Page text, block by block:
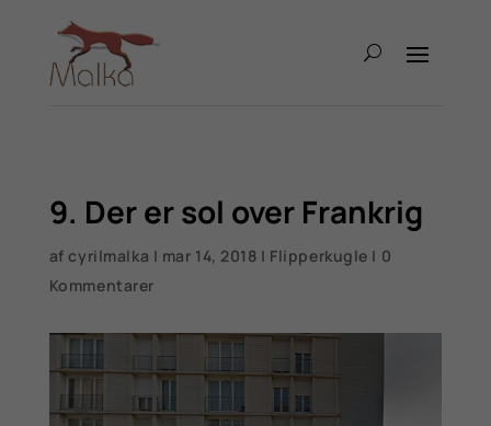
9. Der er sol over Frankrig
afcyrilmalka | mar 14, 2018 | Flipperkugle | 0
Kommentarer